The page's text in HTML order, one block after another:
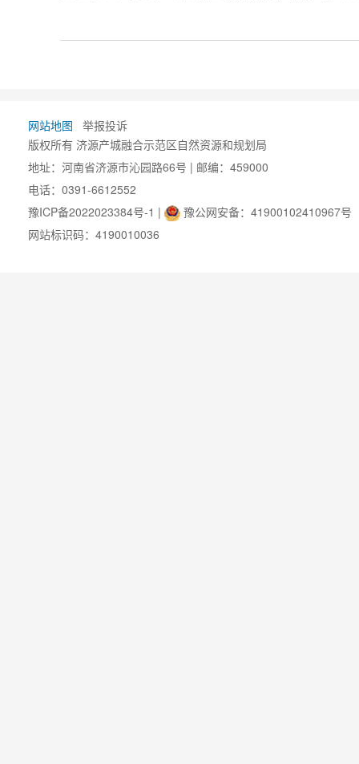
网站地图
举报投诉
版权所有 济源产城融合示范区自然资源和规划局
地址：河南省济源市沁园路66号 | 邮编：459000
电话：0391-6612552
豫ICP备2022023384号-1 |
豫公网安备：41900102410967号
网站标识码：4190010036